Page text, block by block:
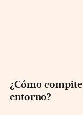
¿Cómo
entorno?